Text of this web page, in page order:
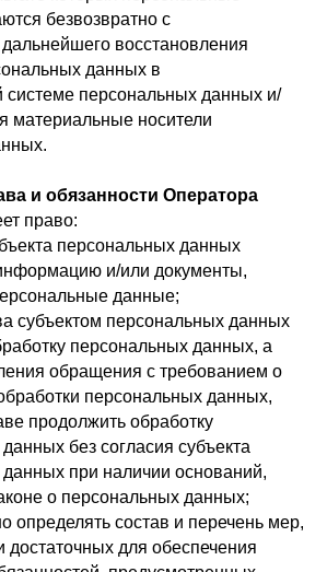
безвозвратно с
восстановления
данных в
персональных данных и/
материальные носители
и обязанности Оператора
право:
персональных данных
и/или документы,
данные;
субъектом персональных данных
персональных данных, а
обращения с требованием о
персональных данных,
продолжить обработку
без согласия субъекта
при наличии оснований,
о персональных данных;
определять состав и перечень мер,
достаточных для обеспечения